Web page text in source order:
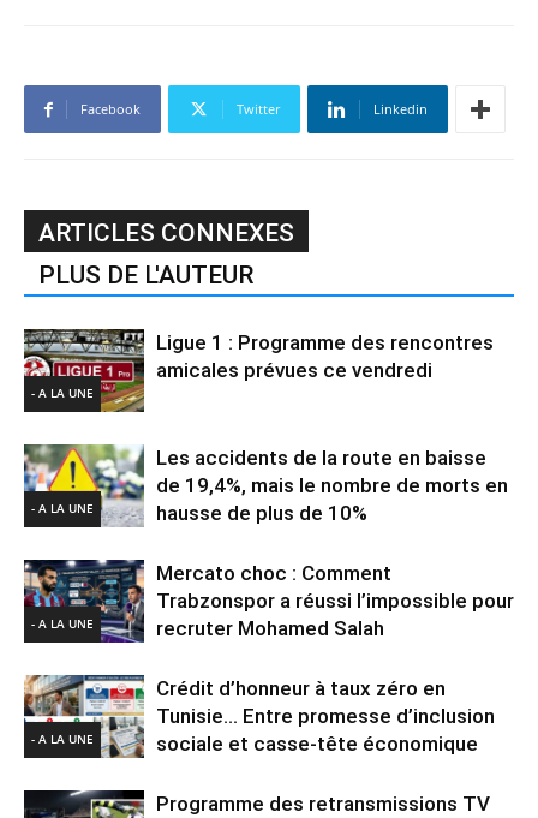
Facebook Twitter Linkedin
ARTICLES CONNEXES
PLUS DE L'AUTEUR
- A LA UNE
Ligue 1 : Programme des rencontres
amicales prévues ce vendredi
- A LA UNE
Les accidents de la route en baisse
de 19,4%, mais le nombre de morts en
hausse de plus de 10%
- A LA UNE
Mercato choc : Comment
Trabzonspor a réussi l’impossible pour
recruter Mohamed Salah
- A LA UNE
Crédit d’honneur à taux zéro en
Tunisie… Entre promesse d’inclusion
sociale et casse-tête économique
Programme des retransmissions TV